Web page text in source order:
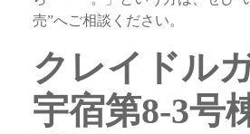
売”へご相談ください。
クレイドル
宇宿第8-3号